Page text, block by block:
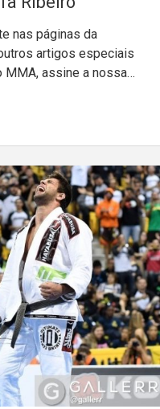
nas páginas da
artigos especiais
assine a nossa…